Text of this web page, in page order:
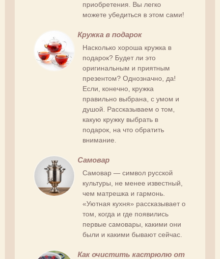
приобретения. Вы легко
можете убедиться в этом сами!
Кружка в подарок
Насколько хороша кружка в
подарок? Будет ли это
оригинальным и приятным
презентом? Однозначно, да!
Если, конечно, кружка
правильно выбрана, с умом и
душой. Рассказываем о том,
какую кружку выбрать в
подарок, на что обратить
внимание.
Самовар
Самовар — символ русской
культуры, не менее известный,
чем матрешка и гармонь.
«Уютная кухня» рассказывает о
том, когда и где появились
первые самовары, какими они
были и какими бывают сейчас.
Как очистить кастрюлю от